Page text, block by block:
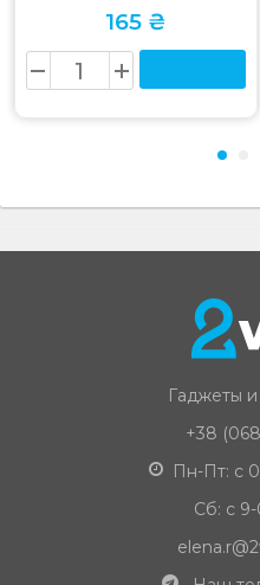
165 ₴
Гаджеты
+38
Пн-Пт: с
Сб: с